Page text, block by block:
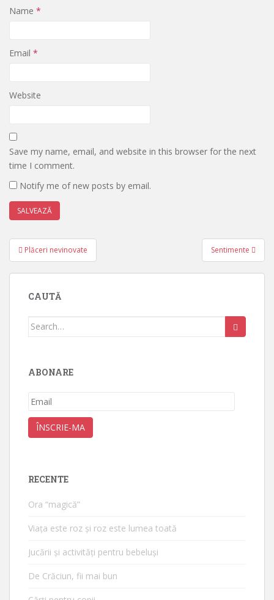
Name *
Email *
Website
Save my name, email, and website in this browser for the next
time I comment.
Notify me of new posts by email.
Post
navigation
Plăceri nevinovate Sentimente
CAUTĂ
Search
ABONARE
Email
ÎNSCRIE-MA
RECENTE
Ora “magică”
Viața este roz și roz este lumea toată
Jucării și activități pentru bebeluși
De Crăciun, fii mai bun